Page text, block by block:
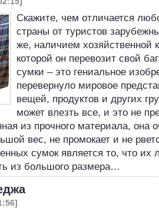
Скажите, чем отличается
страны от туристов
же, наличием хозяйственной
которой он перевозит свой
сумки – это гениальное
перевернуло мировое
вещей, продуктов и других
может влезть все, и это не
из прочного материала, она
вес, не промокает и не
сумок является то, что их
из большого размера…